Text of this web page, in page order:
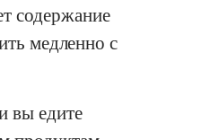
содержание
медленно с
вы едите